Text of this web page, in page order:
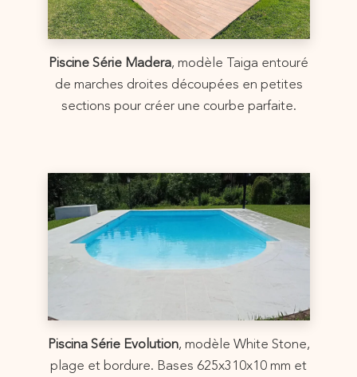
Piscine Série Madera, modèle Taiga entouré
de marches droites découpées en petites
sections pour créer une courbe parfaite.
Piscina Série Evolution, modèle White Stone,
plage et bordure. Bases 625x310x10 mm et